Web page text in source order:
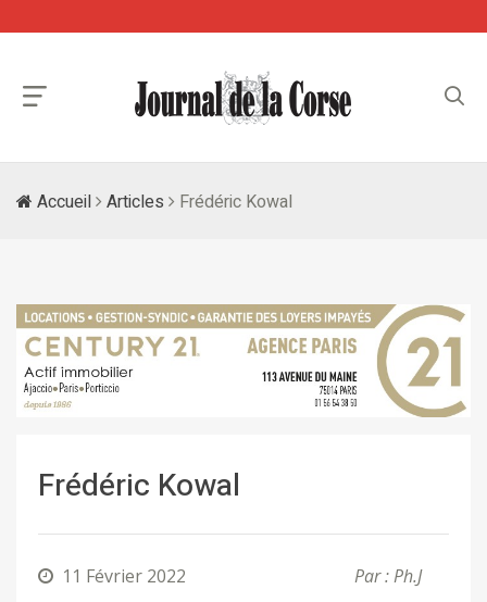
Accueil Articles Frédéric Kowal
Frédéric Kowal
11 Février 2022
Par : Ph.J